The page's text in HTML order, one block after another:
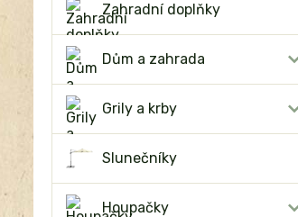
Zahradní doplňky
Dům a zahrada
Grily a krby
Slunečníky
Houpačky